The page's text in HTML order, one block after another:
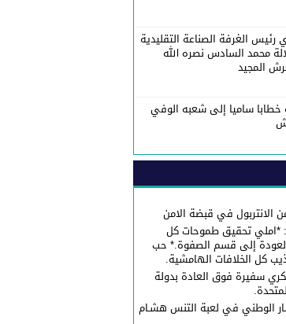
رئيس الغرفة الصناعة التقليدية
محمد السادس نصره الله
خطابا ساميا إلى شعبه الوفي
الانتربول في قبضة الامن
*املي تحقيق طموحات كل
إلى قسم الصفوة.* حب
كل الخلافات الهامشية.
سفيرة فوق العادة بدولة
الوطني في لعبة التنس هشـام